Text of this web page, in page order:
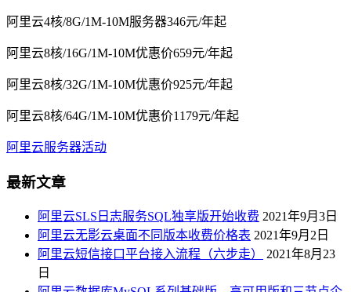
阿里云4核/8G/1M-10M服务器346元/年起
阿里云8核/16G/1M-10M优惠价659元/年起
阿里云8核/32G/1M-10M优惠价925元/年起
阿里云8核/64G/1M-10M优惠价1179元/年起
阿里云服务器活动
最新文章
阿里云SLS日志服务SQL独享版开始收费 2021年9月3日
阿里云无影云桌面不同版本收费价格表 2021年9月2日
阿里云短信接口平台接入流程（六步走）
2021年8月23
日